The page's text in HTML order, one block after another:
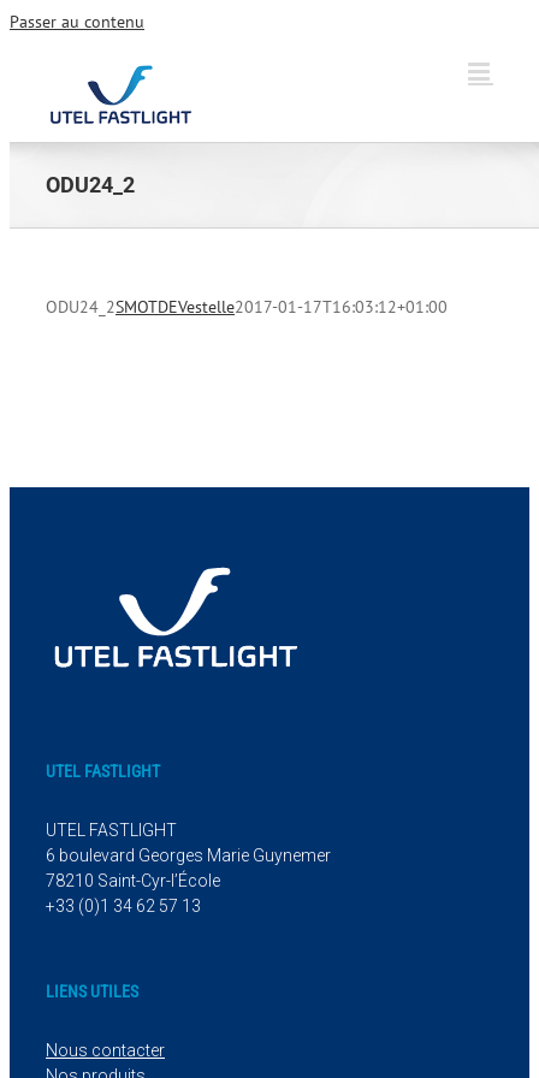
Passer au contenu
ODU24_2
ODU24_2SMOTDEVestelle2017-01-17T16:03:12+01:00
UTEL FASTLIGHT
UTEL FASTLIGHT
6 boulevard Georges Marie Guynemer
78210 Saint-Cyr-l’École
+33 (0)1 34 62 57 13
LIENS UTILES
Nous contacter